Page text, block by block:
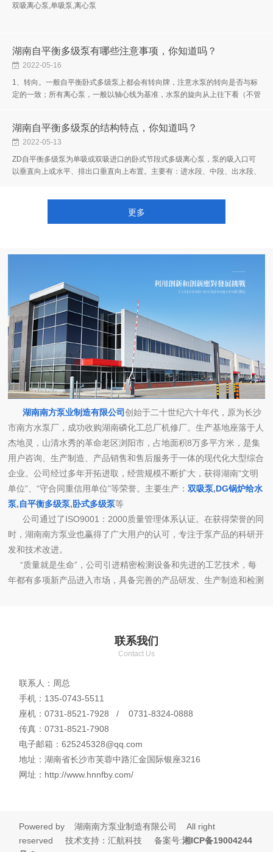
双吸离心泵,单吸泵,离心泵
湖南自平衡多级泵有哪些注意事项，你知道吗？
2022-05-16
1、转向。一般自平衡卧式多级泵上都会有转向牌，注意水泵的转向是否与标
定的一致；所有离心泵，一般以轴心线为基准，水泵的旋向从上往下看（不管
湖南自平衡多级泵的结构特点，你知道吗？
2022-05-13
ZD自平衡多级泵为单吸或双吸进口的卧式节段式多级离心泵，泵的吸入口可
以垂直向上或水平、排出口垂直向上布置。主要有：进水段、中段、出水段、
更多
湖南南方泵业制造有限公司创始于二十世纪六十年代，原为长沙
市南方水泵厂，成功收购湖南磷化工总厂机修厂。生产基地座落于人
杰地灵，山清水秀的革命老区浏阳市，占地面积8万多平方米，是集
用户咨询、生产制造、产品销售和售后服务于一体的现代化大型综合
企业。公司经过多年开拓进取，经营规模不断扩大，获得湖南“文明
单位”、“守合同重信用单位”等荣誉。主要生产：双吸泵,DG锅炉给水
泵,自平衡多级泵,卧式多级泵等
公司通过了ISO9001：2000质量管理体系认证。在获得荣誉的同
时，湖南南方泵业也赢得了广大用户的认可，专注于泵产品的科研开
发和技术改进。
“质量就是生命”，公司引进精密检测设备和先进的工艺技术，每
年都有多项新产品进入市场，具备完善的产品研发、生产制造和检测
（DL、DLR型等），立式管道泵（ISG、IHG、IRG、IYG型等）、
全自动恒压供水系统以及污水泵、泥浆泵、渣浆泵、和砂泵等，产品
公司在全国多个城市设立了销售服务分支机构，负责开拓市场和
质量跟踪，把市场信息和客户意见及时准确的反馈到总部。公司本着
科技兴企，诚信服务的宗旨，尊重人才，以人为本的管理信念。将一
如既往地为用户提供可靠、先进、更有价值、更优良的产品，以更优
质服务，赢得用户的信任和支持，用湖南南泵人的科技和智慧创造自
己的品牌，与国内外各界开展广泛合作，在世纪中不断前进、发展。
联系我们
Contact Us
联系人：周总
手机：135-0743-5511
座机：0731-8521-7928 /0731-8324-0888
传真：0731-8521-7908
电子邮箱：625245328@qq.com
地址：湖南省长沙市芙蓉中路汇金国际银座3216
网址：http://www.hnnfby.com/
Powered by 湖南南方泵业制造有限公司 All right
reserved 技术支持：汇航科技 备案号:湘ICP备19004244